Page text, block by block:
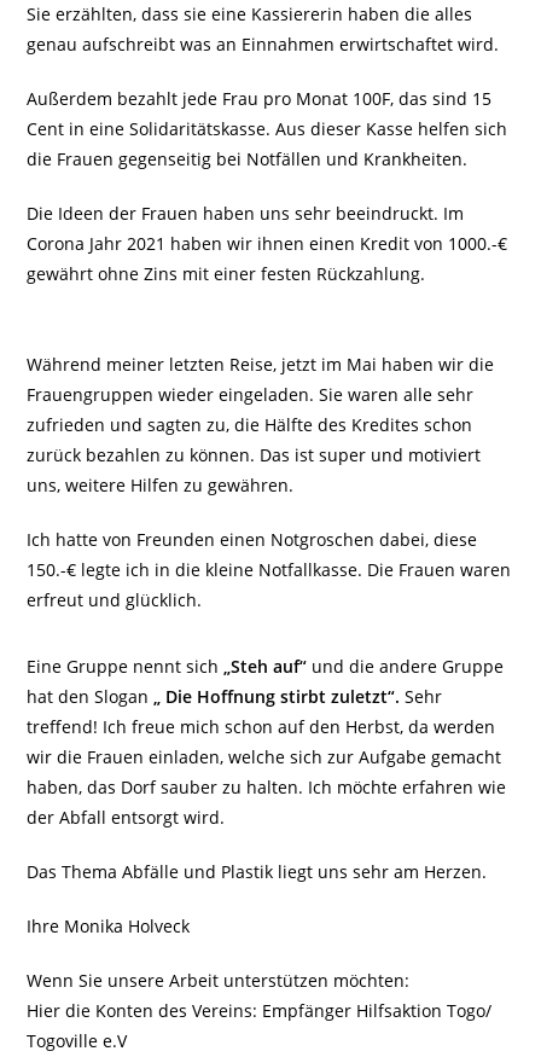
Sie erzählten, dass sie eine Kassiererin haben die alles
genau aufschreibt was an Einnahmen erwirtschaftet wird.
Außerdem bezahlt jede Frau pro Monat 100F, das sind 15
Cent in eine Solidaritätskasse. Aus dieser Kasse helfen sich
die Frauen gegenseitig bei Notfällen und Krankheiten.
Die Ideen der Frauen haben uns sehr beeindruckt. Im
Corona Jahr 2021 haben wir ihnen einen Kredit von 1000.-€
gewährt ohne Zins mit einer festen Rückzahlung.
Während meiner letzten Reise, jetzt im Mai haben wir die
Frauengruppen wieder eingeladen. Sie waren alle sehr
zufrieden und sagten zu, die Hälfte des Kredites schon
zurück bezahlen zu können. Das ist super und motiviert
uns, weitere Hilfen zu gewähren.
Ich hatte von Freunden einen Notgroschen dabei, diese
150.-€ legte ich in die kleine Notfallkasse. Die Frauen waren
erfreut und glücklich.
Eine Gruppe nennt sich „Steh auf“ und die andere Gruppe
hat den Slogan
„ Die Hoffnung stirbt zuletzt“. Sehr
treffend! Ich freue mich schon auf den Herbst, da werden
wir die Frauen einladen, welche sich zur Aufgabe gemacht
haben, das Dorf sauber zu halten. Ich möchte erfahren wie
der Abfall entsorgt wird.
Das Thema Abfälle und Plastik liegt uns sehr am Herzen.
Ihre Monika Holveck
Wenn Sie unsere Arbeit unterstützen möchten:
Hier die Konten des Vereins: Empfänger Hilfsaktion Togo/
Togoville e.V